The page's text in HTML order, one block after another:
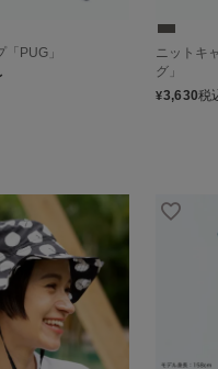
PUG」
ニットキ
グ」
¥3,630税